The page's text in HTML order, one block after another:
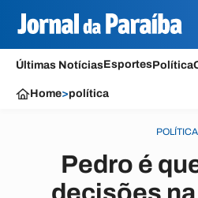
Últimas NotíciasEsportesPolítica
Home>política
POLÍTICA
Pedro é